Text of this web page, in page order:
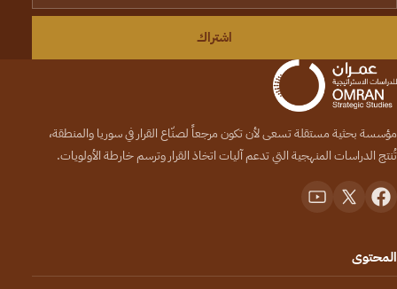
اشتراك
مؤسسة بحثية مستقلة تسعى لأن تكون مرجعاً لصنّاع القرار في سوريا والمنطقة،
تُنتج الدراسات المنهجية التي تدعم آليات اتخاذ القرار وترسم خارطة الأولويات.
المحتوى